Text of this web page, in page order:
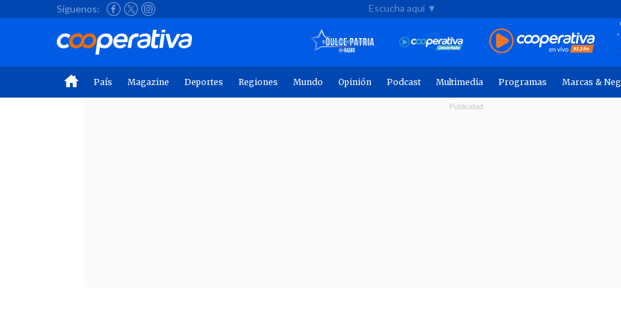
Síguenos: Escucha aquí ▼
País Magazine Deportes Regiones Mundo Opinión Podcast Multimedia Programas Marcas &